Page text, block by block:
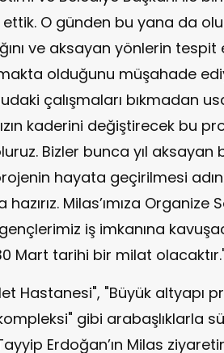
ettik. O günden bu yana da
ve aksayan yönlerin tespit
olduğunu müşahade
çalışmaları bıkmadan
kaderini değiştirecek bu
Bizler bunca yıl aksayan
hayata geçirilmesi
Milas’ımıza Organize
iş imkanına
Mart tarihi bir milat
Hastanesi", "Büyük altyapı
gibi arabaşlıklarla
Erdoğan’ın Milas